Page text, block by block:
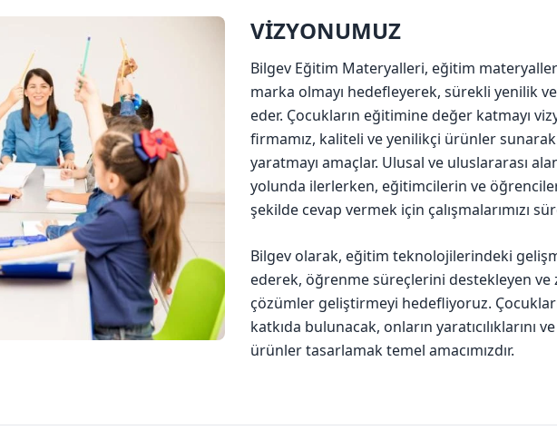
VİZYONUMUZ
Bilgev Eğitim Materyalleri, eğitim
marka olmayı hedefleyerek, sürekli yenilik
eder. Çocukların eğitimine değer katmayı
firmamız, kaliteli ve yenilikçi ürünler
yaratmayı amaçlar. Ulusal ve uluslararası
yolunda ilerlerken, eğitimcilerin ve
şekilde cevap vermek için çalışmalarımızı
Bilgev olarak, eğitim teknolojilerindeki
ederek, öğrenme süreçlerini destekleyen
çözümler geliştirmeyi hedefliyoruz.
katkıda bulunacak, onların yaratıcılıklarını
ürünler tasarlamak temel amacımızdır.